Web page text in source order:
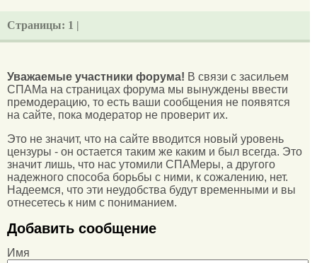
Страницы: 1 |
Уважаемые участники форума! В связи с засильем
СПАМа на страницах форума мы вынуждены ввести
премодерацию, то есть ваши сообщения не появятся
на сайте, пока модератор не проверит их.
Это не значит, что на сайте вводится новый уровень
цензуры - он остается таким же каким и был всегда. Это
значит лишь, что нас утомили СПАМеры, а другого
надежного способа борьбы с ними, к сожалению, нет.
Надеемся, что эти неудобства будут временными и вы
отнесетесь к ним с пониманием.
Добавить сообщение
Имя